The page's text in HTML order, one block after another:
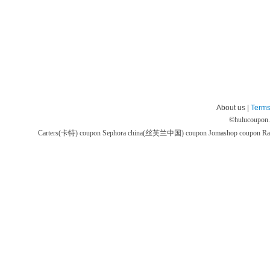
About us |
©
Carters(卡特) coupon Sephora china(丝芙兰中国) coupon Jomashop coupon